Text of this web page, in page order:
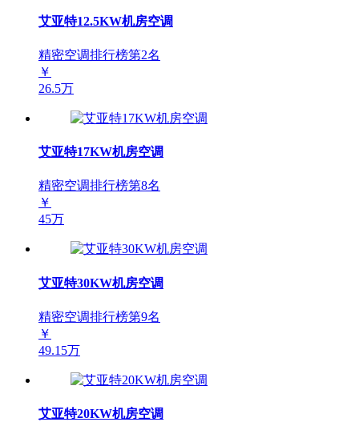
艾亚特12.5KW机房空调
精密空调排行榜第2名
￥
26.5万
艾亚特17KW机房空调
精密空调排行榜第8名
￥
45万
艾亚特30KW机房空调
精密空调排行榜第9名
￥
49.15万
艾亚特20KW机房空调